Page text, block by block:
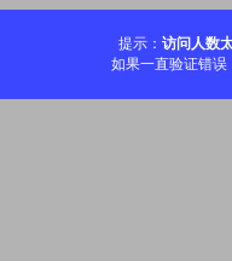
提示： 访问人数
如果一直验证错误